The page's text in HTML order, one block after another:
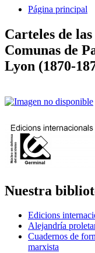
Página principal
Carteles de las
Comunas de
Lyon (1870-
Nuestra
Edicions
Alejandría
Cuadernos de
marxista